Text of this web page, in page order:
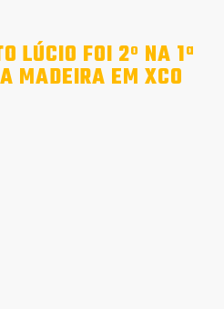
LÚCIO FOI 2º NA 1ª
MADEIRA EM XCO